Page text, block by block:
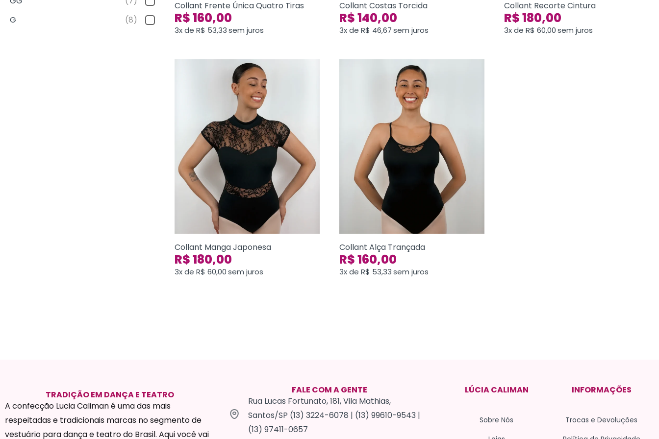
G
(8)
Collant Frente Única Quatro Tiras
R$160,00
3x de R$ 53,33sem juros
Collant Costas Torcida
R$140,00
3x de R$ 46,67sem juros
Collant Recorte Cintura
R$180,00
3x de R$ 60,00sem juros
Collant Manga Japonesa
R$180,00
3x de R$ 60,00sem juros
Collant Alça Trançada
R$160,00
3x de R$ 53,33sem juros
TRADIÇÃO EM DANÇA E TEATRO
A confecção Lucia Caliman é uma das mais
respeitadas e tradicionais marcas no segmento de
vestuário para dança e teatro do Brasil. Aqui você vai
FALE COM A GENTE
Rua Lucas Fortunato, 181, Vila Mathias,
Santos/SP (13) 3224-6078 | (13) 99610-9543 |
(13) 97411-0657
LÚCIA CALIMAN
Sobre Nós
INFORMAÇÕES
Trocas e Devoluções